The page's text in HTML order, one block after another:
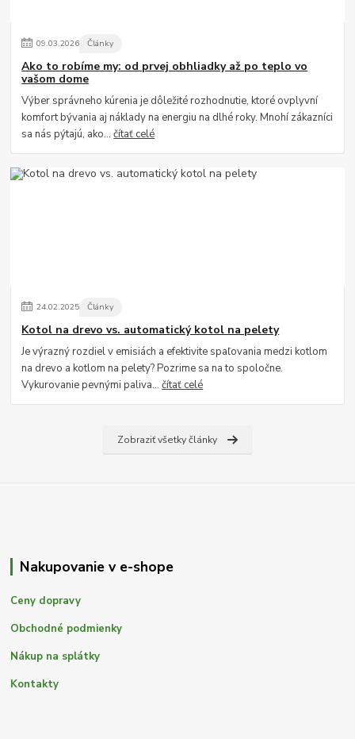
09.03.2026 Články
Ako to robíme my: od prvej obhliadky až po teplo vo
vašom dome
Výber správneho kúrenia je dôležité rozhodnutie, ktoré ovplyvní
komfort bývania aj náklady na energiu na dlhé roky. Mnohí zákazníci
sa nás pýtajú, ako...čítať celé
24.02.2025 Články
Kotol na drevo vs. automatický kotol na pelety
Je výrazný rozdiel v emisiách a efektivite spaľovania medzi kotlom
na drevo a kotlom na pelety? Pozrime sa na to spoločne.
Vykurovanie pevnými paliva...čítať celé
Zobraziť všetky články
Nakupovanie v e-shope
Ceny dopravy
Obchodné podmienky
Nákup na splátky
Kontakty